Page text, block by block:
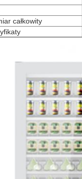
całkowity